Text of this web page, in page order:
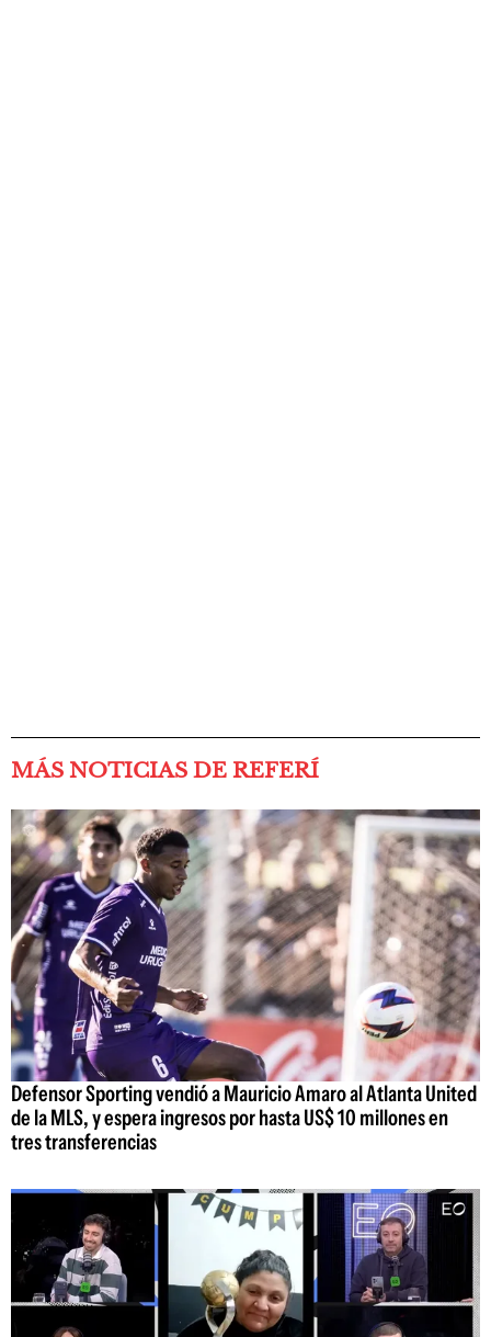
MÁS NOTICIAS DE REFERÍ
Defensor Sporting vendió a Mauricio Amaro al Atlanta United
de la MLS, y espera ingresos por hasta US$ 10 millones en
tres transferencias